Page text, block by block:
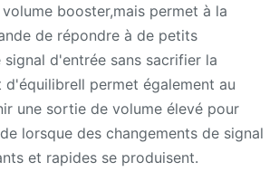
booster,mais permet à la
de répondre à de petits
signal d'entrée sans sacrifier la
permet également au
une sortie de volume élevé pour
lorsque des changements de signal
et rapides se produisent.